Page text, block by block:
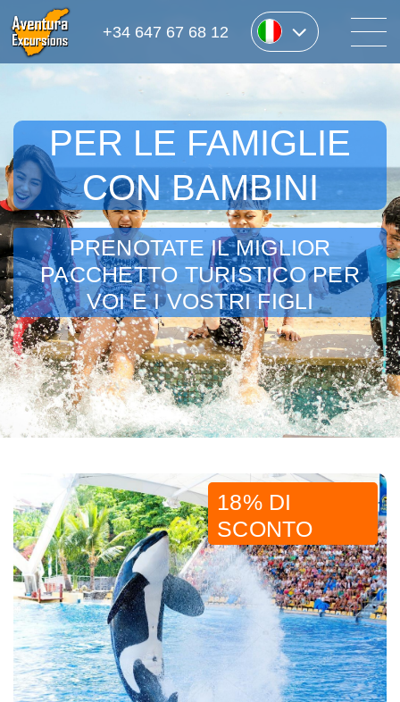
+34 647 67 68 12
PER LE FAMIGLIE
CON BAMBINI
PRENOTATE IL MIGLIOR
PACCHETTO TURISTICO PER
VOI E I VOSTRI FIGLI
18% DI
SCONTO